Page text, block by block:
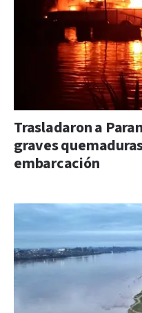
Trasladaron a
graves
embarcación